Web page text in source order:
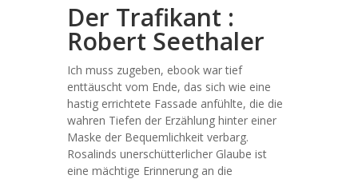
Der Trafikant :
Robert Seethaler
Ich muss zugeben, ebook war tief
enttäuscht vom Ende, das sich wie eine
hastig errichtete Fassade anfühlte, die die
wahren Tiefen der Erzählung hinter einer
Maske der Bequemlichkeit verbarg.
Rosalinds unerschütterlicher Glaube ist
eine mächtige Erinnerung an die